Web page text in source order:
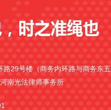
路29号楼（商务内环路与商务东五
南光法律师事务所